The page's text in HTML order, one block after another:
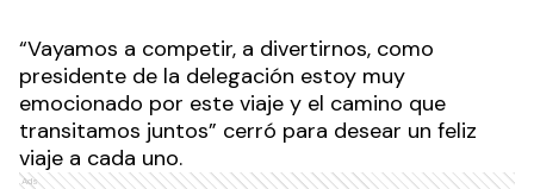
“Vayamos a competir, a divertirnos, como
presidente de la delegación estoy muy
emocionado por este viaje y el camino que
transitamos juntos” cerró para desear un feliz
viaje a cada uno.
Ads